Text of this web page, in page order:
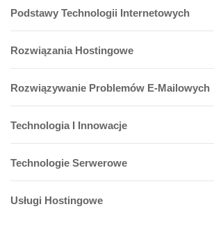
Podstawy Technologii Internetowych
Rozwiązania Hostingowe
Rozwiązywanie Problemów E-Mailowych
Technologia I Innowacje
Technologie Serwerowe
Usługi Hostingowe